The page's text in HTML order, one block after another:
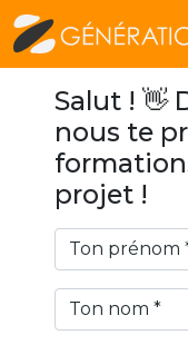
Salut ! 👋
nous te
projet !